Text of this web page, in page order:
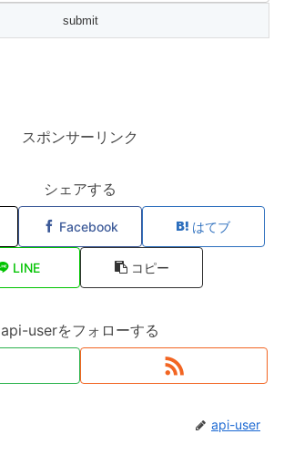
スポンサーリンク
シェアする
Facebook はてブ
LINE コピー
api-userをフォローする
api-user